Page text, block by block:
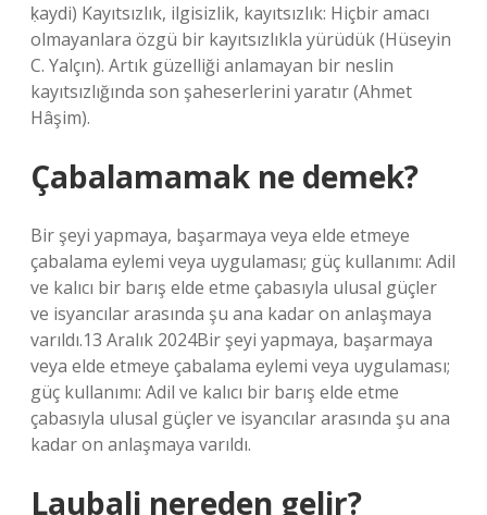
ḳaydі) Kayıtsızlık, ilgisizlik, kayıtsızlık: Hiçbir amacı
olmayanlara özgü bir kayıtsızlıkla yürüdük (Hüseyin
C. Yalçın). Artık güzelliği anlamayan bir neslin
kayıtsızlığında son şaheserlerini yaratır (Ahmet
Hâşim).
Çabalamamak ne demek?
Bir şeyi yapmaya, başarmaya veya elde etmeye
çabalama eylemi veya uygulaması; güç kullanımı: Adil
ve kalıcı bir barış elde etme çabasıyla ulusal güçler
ve isyancılar arasında şu ana kadar on anlaşmaya
varıldı.13 Aralık 2024Bir şeyi yapmaya, başarmaya
veya elde etmeye çabalama eylemi veya uygulaması;
güç kullanımı: Adil ve kalıcı bir barış elde etme
çabasıyla ulusal güçler ve isyancılar arasında şu ana
kadar on anlaşmaya varıldı.
Laubali nereden gelir?